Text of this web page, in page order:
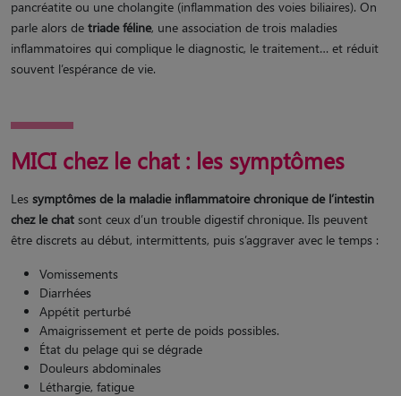
pancréatite ou une cholangite (inflammation des voies biliaires). On
parle alors de triade féline, une association de trois maladies
inflammatoires qui complique le diagnostic, le traitement… et réduit
souvent l’espérance de vie.
MICI chez le chat : les symptômes
Les symptômes de la maladie inflammatoire chronique de l’intestin
chez le chat sont ceux d’un trouble digestif chronique. Ils peuvent
être discrets au début, intermittents, puis s’aggraver avec le temps :
Vomissements
Diarrhées
Appétit perturbé
Amaigrissement et perte de poids possibles.
État du pelage qui se dégrade
Douleurs abdominales
Léthargie, fatigue